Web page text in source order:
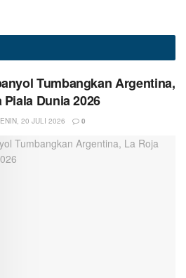
Tumbangkan Argentina,
Dunia 2026
20 JULI 2026 0